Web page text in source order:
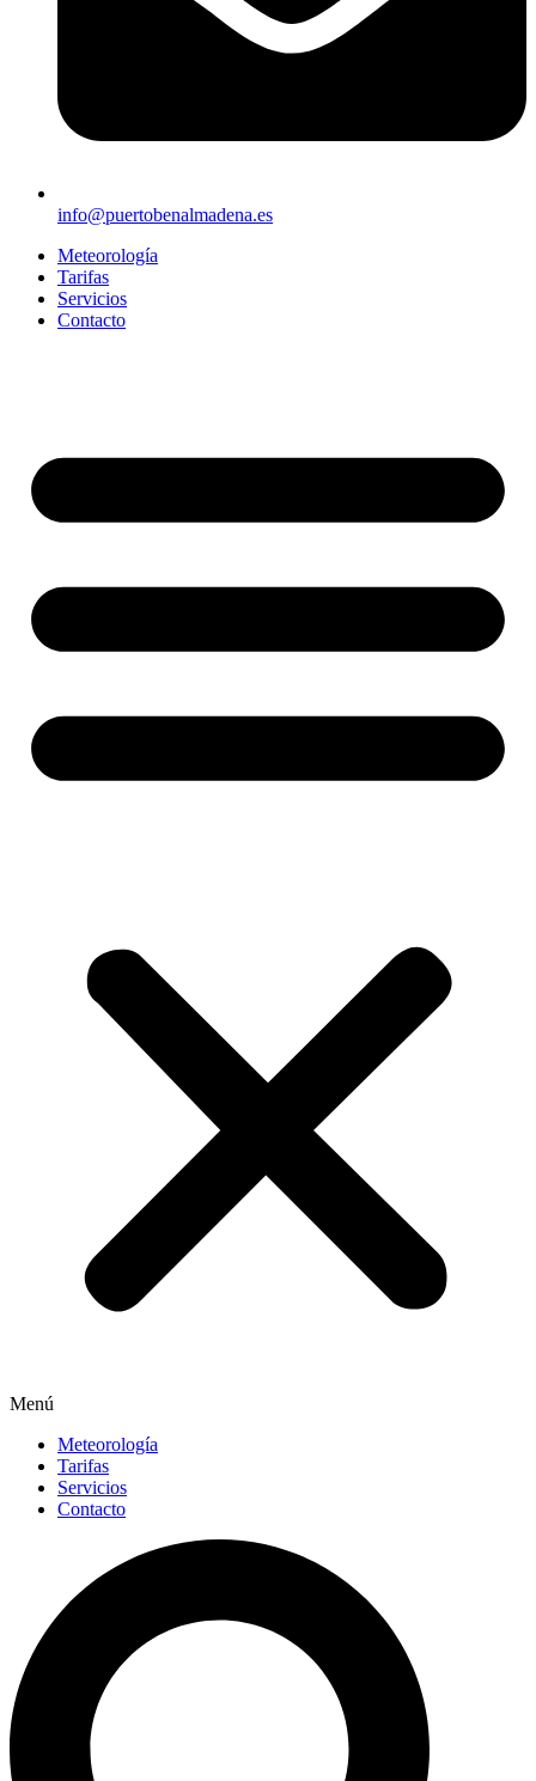
info@puertobenalmadena.es
Meteorología
Tarifas
Servicios
Contacto
Menú
Meteorología
Tarifas
Servicios
Contacto